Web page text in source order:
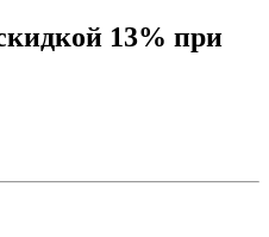
13% при